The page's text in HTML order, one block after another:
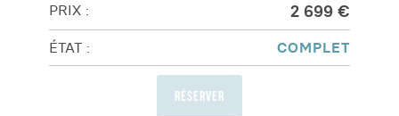
2 699 €
COMPLET
Réserver